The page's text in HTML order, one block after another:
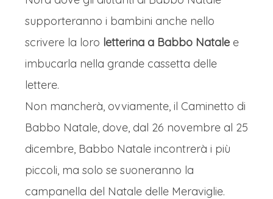
supporteranno i bambini anche nello
scrivere la loro letterina a Babbo Natale e
imbucarla nella grande cassetta delle
lettere.
Non mancherà, ovviamente, il Caminetto di
Babbo Natale, dove, dal 26 novembre al 25
dicembre, Babbo Natale incontrerà i più
piccoli, ma solo se suoneranno la
campanella del Natale delle Meraviglie.